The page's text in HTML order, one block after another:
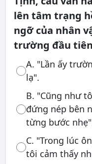
lên tâm trạng
ngỡ của nhân
trường đầu
A. "Lần ấy
lạ".
B. "Cũng như
đứng nép bên
từng bước
C. "Trong lúc
tôi cảm thấy